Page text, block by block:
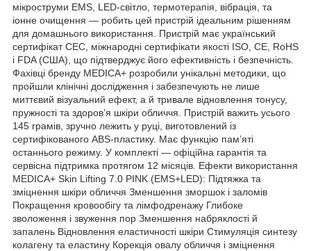
мікроструми EMS, LED-світло, термотерапія, вібрація, та
іонне очищення — робить цей пристрій ідеальним рішенням
для домашнього використання. Пристрій має український
сертифікат СЕС, міжнародні сертифікати якості ISO, CE, RoHS
і FDA (США), що підтверджує його ефективність і безпечність.
Фахівці бренду MEDICA+ розробили унікальні методики, що
пройшли клінічні дослідження і забезпечують не лише
миттєвий візуальний ефект, а й тривале відновлення тонусу,
пружності та здоров’я шкіри обличчя. Пристрій важить усього
145 грамів, зручно лежить у руці, виготовлений із
сертифікованого ABS-пластику. Має функцію пам’яті
останнього режиму. У комплекті — офіційна гарантія та
сервісна підтримка протягом 12 місяців. Ефекти використання
MEDICA+ Skin Lifting 7.0 PINK (EMS+LED): Підтяжка та
зміцнення шкіри обличчя Зменшення зморшок і заломів
Покращення кровообігу та лімфодренажу Глибоке
зволоження і звуження пор Зменшення набряклості й
запалень Відновлення еластичності шкіри Стимуляція синтезу
колагену та еластину Корекція овалу обличчя і зміцнення